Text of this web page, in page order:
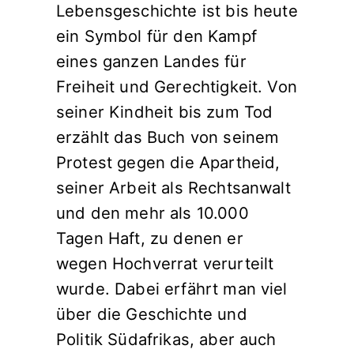
Lebensgeschichte ist bis heute
ein Symbol für den Kampf
eines ganzen Landes für
Freiheit und Gerechtigkeit. Von
seiner Kindheit bis zum Tod
erzählt das Buch von seinem
Protest gegen die Apartheid,
seiner Arbeit als Rechtsanwalt
und den mehr als 10.000
Tagen Haft, zu denen er
wegen Hochverrat verurteilt
wurde. Dabei erfährt man viel
über die Geschichte und
Politik Südafrikas, aber auch